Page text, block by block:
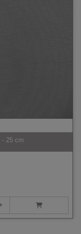
- 25 cm